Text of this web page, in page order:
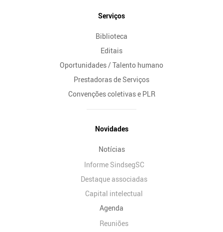
Serviços
Biblioteca
Editais
Oportunidades / Talento humano
Prestadoras de Serviços
Convenções coletivas e PLR
Novidades
Notícias
Informe SindsegSC
Destaque associadas
Capital intelectual
Agenda
Reuniões